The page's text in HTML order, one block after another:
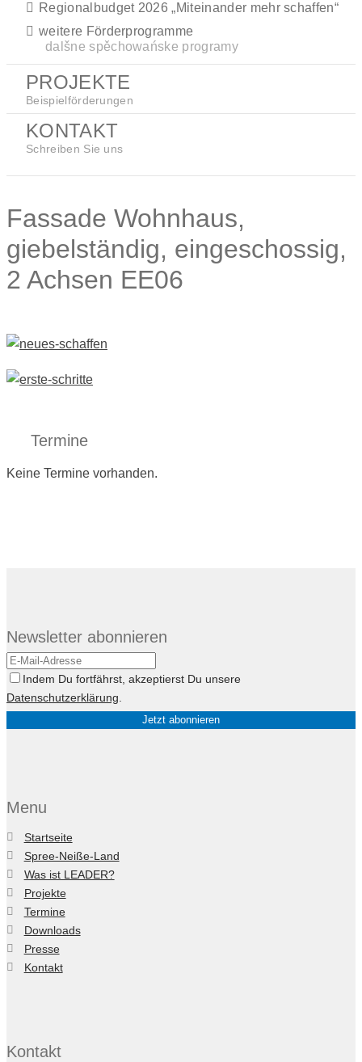
Regionalbudget 2026 „Miteinander mehr schaffen“
weitere Förderprogramme
dalšne spěchowańske programy
PROJEKTE
Beispielförderungen
KONTAKT
Schreiben Sie uns
Fassade Wohnhaus,
giebelständig, eingeschossig,
2 Achsen EE06
Termine
Keine Termine vorhanden.
Newsletter abonnieren
Indem Du fortfährst, akzeptierst Du unsere
Datenschutzerklärung
Menu
Startseite
Spree-Neiße-Land
Was ist LEADER?
Projekte
Termine
Downloads
Presse
Kontakt
Kontakt